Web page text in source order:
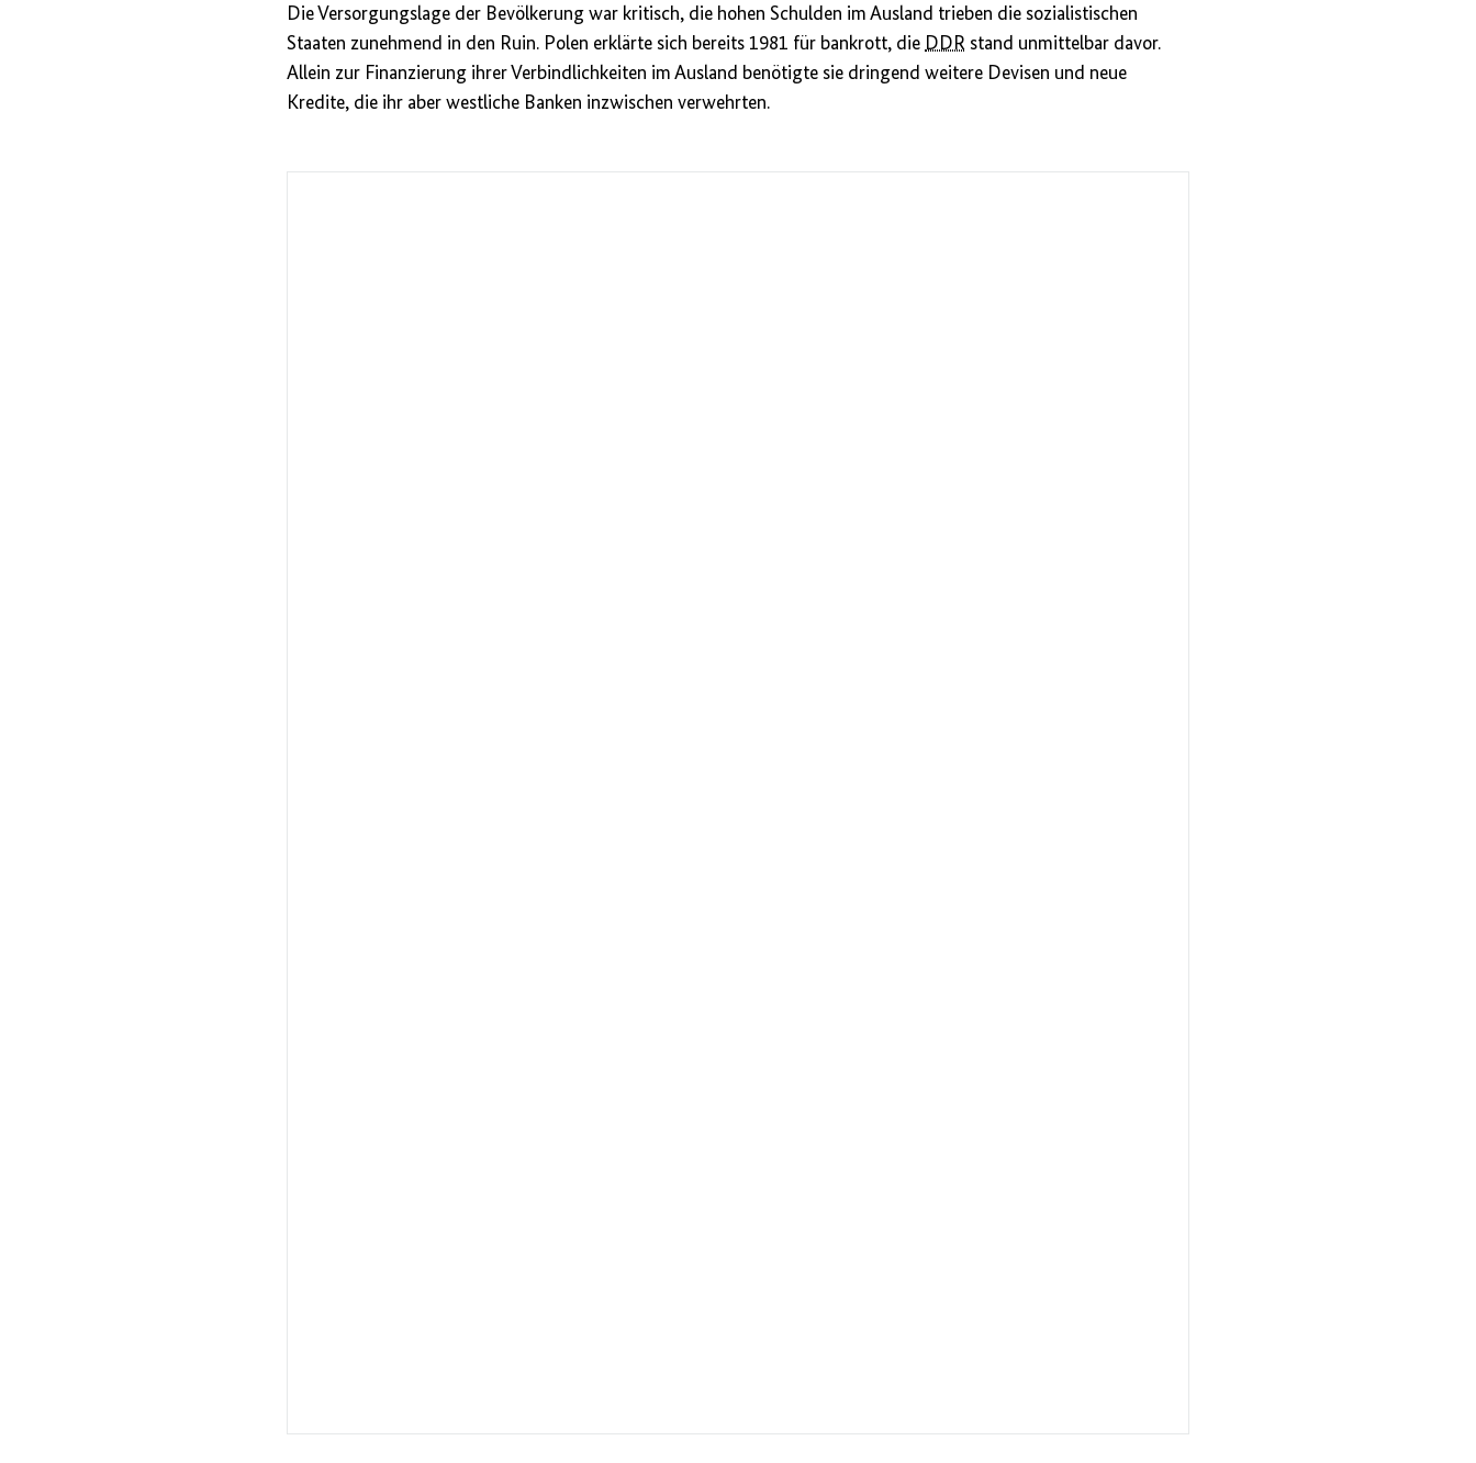
Die Versorgungslage der Bevölkerung war kritisch, die hohen Schulden im Ausland trieben die sozialistischen
Staaten zunehmend in den Ruin. Polen erklärte sich bereits 1981 für bankrott, die DDR stand unmittelbar davor.
Allein zur Finanzierung ihrer Verbindlichkeiten im Ausland benötigte sie dringend weitere Devisen und neue
Kredite, die ihr aber westliche Banken inzwischen verwehrten.